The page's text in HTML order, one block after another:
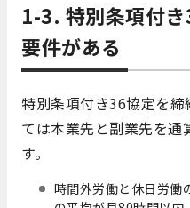
1-3. 特別条項付
要件がある
特別条項付き36協定を
ては本業先と副業先を通
す。
時間外労働と休⽇労働